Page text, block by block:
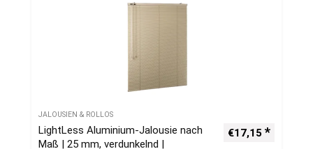
JALOUSIEN & ROLLOS
LightLess Aluminium-Jalousie nach
Maß | 25 mm, verdunkelnd |
€17,15